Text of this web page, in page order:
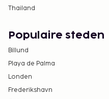
Thailand
Populaire steden
Billund
Playa de Palma
Londen
Frederikshavn